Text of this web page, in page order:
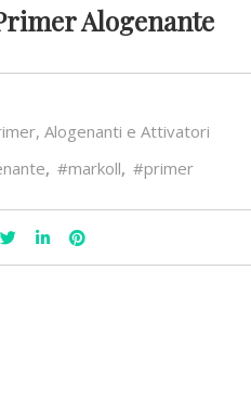
Alogenante
Alogenanti e Attivatori
, #markoll, #primer